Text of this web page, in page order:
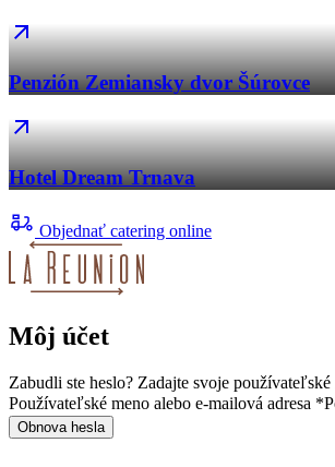
Penzión Zemiansky dvor Šúrovce
Hotel Dream Trnava
Objednať catering online
Môj účet
Zabudli ste heslo? Zadajte svoje
Používateľské meno alebo e-mailová adresa *
Obnova hesla